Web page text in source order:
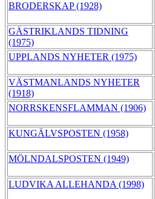
BRODERSKAP (1928)
GÄSTRIKLANDS TIDNING
(1975)
UPPLANDS NYHETER (1975)
VÄSTMANLANDS NYHETER
(1918)
NORRSKENSFLAMMAN (1906)
KUNGÄLVSPOSTEN (1958)
MÖLNDALSPOSTEN (1949)
LUDVIKA ALLEHANDA (1998)